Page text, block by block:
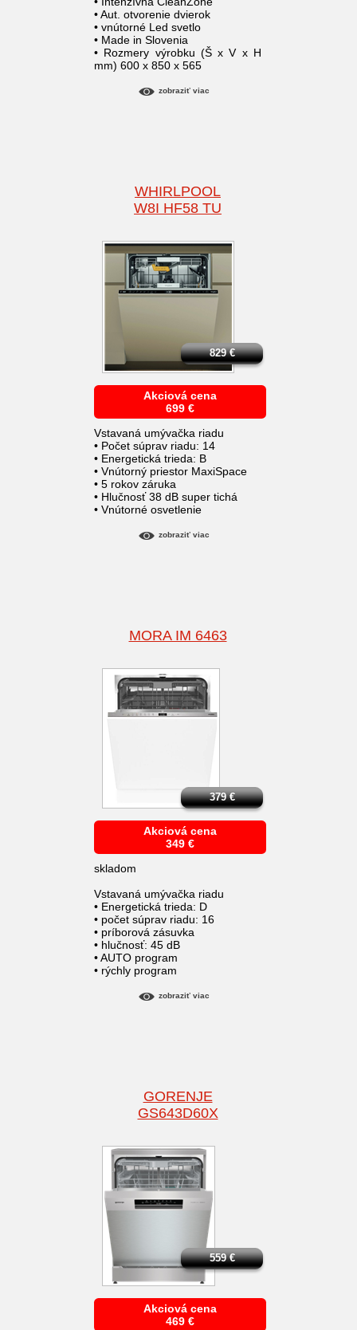
• Aut. otvorenie dvierok
• vnútorné Led svetlo
• Made in Slovenia
• Rozmery výrobku (Š x V x H
mm) 600 x 850 x 565
zobraziť viac
WHIRLPOOL
W8I HF58 TU
Akciová cena
699 €
Vstavaná umývačka riadu
• Počet súprav riadu: 14
• Energetická trieda: B
• Vnútorný priestor MaxiSpace
• 5 rokov záruka
• Hlučnosť 38 dB super tichá
• Vnútorné osvetlenie
829€
zobraziť viac
MORA IM 6463
Akciová cena
349 €
skladom
Vstavaná umývačka riadu
• Energetická trieda: D
• počet súprav riadu: 16
• príborová zásuvka
• hlučnosť: 45 dB
• AUTO program
• rýchly program
379€
zobraziť viac
GORENJE
GS643D60X
Akciová cena
469 €
559€